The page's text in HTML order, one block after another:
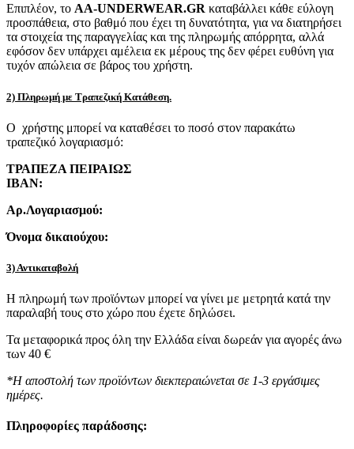
Επιπλέον, το AA-UNDERWEAR.GR καταβάλλει κάθε εύλογη
προσπάθεια, στο βαθμό που έχει τη δυνατότητα, για να διατηρήσει
τα στοιχεία της παραγγελίας και της πληρωμής απόρρητα, αλλά
εφόσον δεν υπάρχει αμέλεια εκ μέρους της δεν φέρει ευθύνη για
τυχόν απώλεια σε βάρος του χρήστη.
2) Πληρωμή με Τραπεζική Κατάθεση.
Ο χρήστης μπορεί να καταθέσει το ποσό στον παρακάτω
τραπεζικό λογαριασμό:
ΤΡΑΠΕΖΑ ΠΕΙΡΑΙΩΣ
IBAN:
Αρ.Λογαριασμού:
Όνομα δικαιούχου:
3) Αντικαταβολή
Η πληρωμή των προϊόντων μπορεί να γίνει με μετρητά κατά την
παραλαβή τους στο χώρο που έχετε δηλώσει.
Τα μεταφορικά προς όλη την Ελλάδα είναι δωρεάν για αγορές άνω
των 40 €
*Η αποστολή των προϊόντων διεκπεραιώνεται σε 1-3 εργάσιμες
ημέρες.
Πληροφορίες παράδοσης: